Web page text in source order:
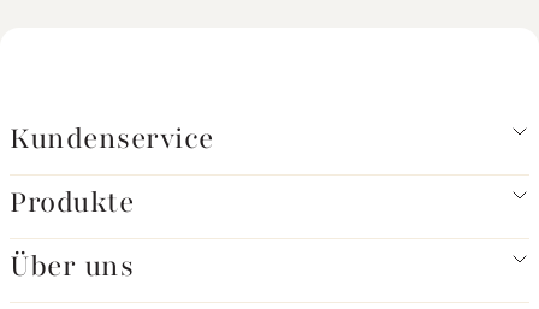
Kundenservice
Produkte
Über uns